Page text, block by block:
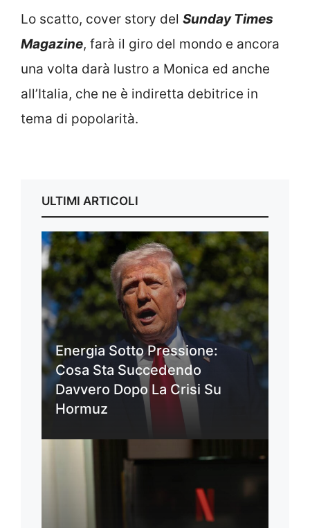
Lo scatto, cover story del Sunday Times
Magazine, farà il giro del mondo e ancora
una volta darà lustro a Monica ed anche
all’Italia, che ne è indiretta debitrice in
tema di popolarità.
ULTIMI ARTICOLI
Energia Sotto Pressione:
Cosa Sta Succedendo
Davvero Dopo La Crisi Su
Hormuz